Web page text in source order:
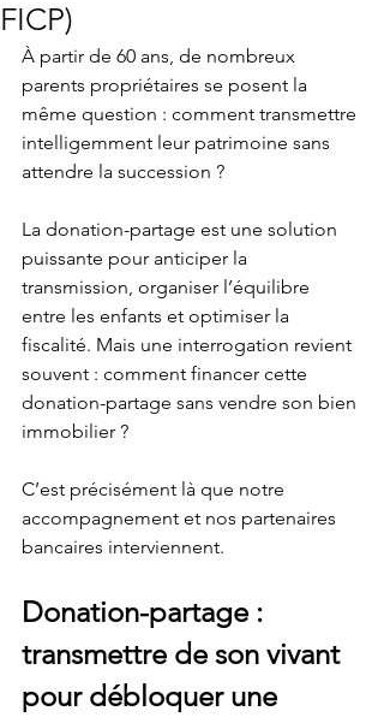
FICP)
À partir de 60 ans, de nombreux
parents propriétaires se posent la
même question : comment transmettre
intelligemment leur patrimoine sans
attendre la succession ?
La donation-partage est une solution
puissante pour anticiper la
transmission, organiser l’équilibre
entre les enfants et optimiser la
fiscalité. Mais une interrogation revient
souvent : comment financer cette
donation-partage sans vendre son bien
immobilier ?
C’est précisément là que notre
accompagnement et nos partenaires
bancaires interviennent.
Donation-partage :
transmettre de son vivant
pour débloquer une